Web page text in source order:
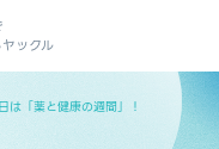
ックル
は「薬と健康の週間」！